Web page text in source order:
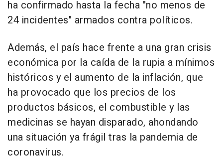
ha confirmado hasta la fecha "no menos de
24 incidentes" armados contra políticos.
Además, el país hace frente a una gran crisis
económica por la caída de la rupia a mínimos
históricos y el aumento de la inflación, que
ha provocado que los precios de los
productos básicos, el combustible y las
medicinas se hayan disparado, ahondando
una situación ya frágil tras la pandemia de
coronavirus.